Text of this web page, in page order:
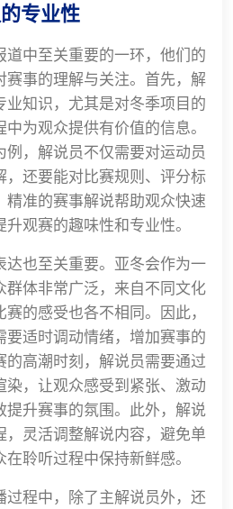
专业性
道中至关重要的一环，他们的
赛事的理解与关注。首先，解
业知识，尤其是对冬季项目的
为观众提供有价值的信息。
例，解说员不仅需要对运动员
，还要能对比赛规则、评分标
精准的赛事解说帮助观众快速
观赛的趣味性和专业性。
达也至关重要。亚冬会作为一
群体非常广泛，来自不同文化
的感受也各不相同。因此，
要适时调动情绪，增加赛事的
的高潮时刻，解说员需要通过
染，让观众感受到紧张、激动
提升赛事的氛围。此外，解说
，灵活调整解说内容，避免单
聆听过程中保持新鲜感。
过程中，除了主解说员外，还